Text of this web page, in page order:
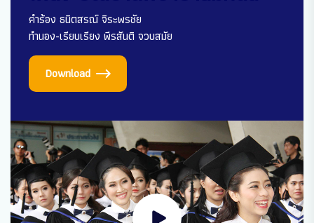
คำร้อง ธนิตสรณ์ จิระพรชัย
ทำนอง-เรียบเรียง พีรสันติ จวบสมัย
Download